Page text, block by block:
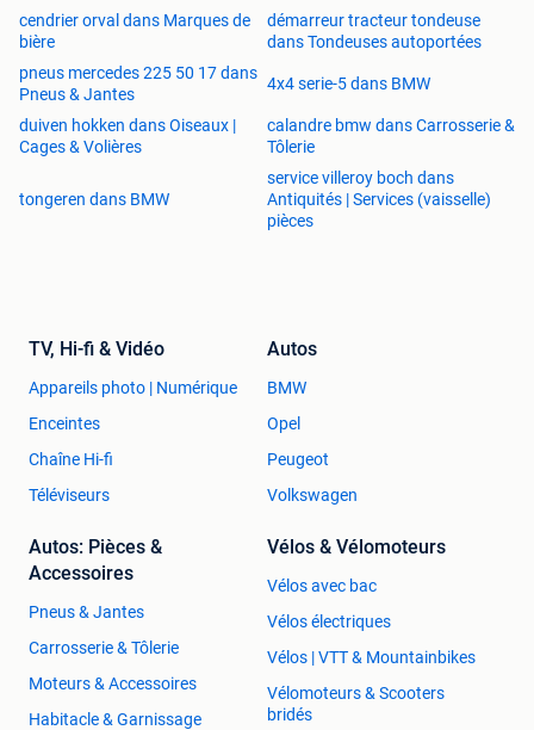
cendrier orval dans Marques de
bière
démarreur tracteur tondeuse
dans Tondeuses autoportées
pneus mercedes 225 50 17 dans
Pneus & Jantes
4x4 serie-5 dans BMW
duiven hokken dans Oiseaux |
Cages & Volières
calandre bmw dans Carrosserie &
Tôlerie
tongeren dans BMW
service villeroy boch dans
Antiquités | Services (vaisselle)
pièces
TV, Hi-fi & Vidéo
Appareils photo | Numérique
Enceintes
Chaîne Hi-fi
Téléviseurs
Autos
BMW
Opel
Peugeot
Volkswagen
Autos: Pièces &
Accessoires
Pneus & Jantes
Carrosserie & Tôlerie
Moteurs & Accessoires
Habitacle & Garnissage
Vélos & Vélomoteurs
Vélos avec bac
Vélos électriques
Vélos | VTT & Mountainbikes
Vélomoteurs & Scooters
bridés